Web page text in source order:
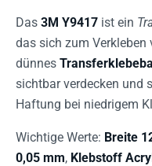
Das 3M Y9417 ist ein
das sich zum Verkleben
dünnes
sichtbar verdecken und
Haftung bei niedrigem
Wichtige Werte: Breite
0,05 mm, Klebstoff